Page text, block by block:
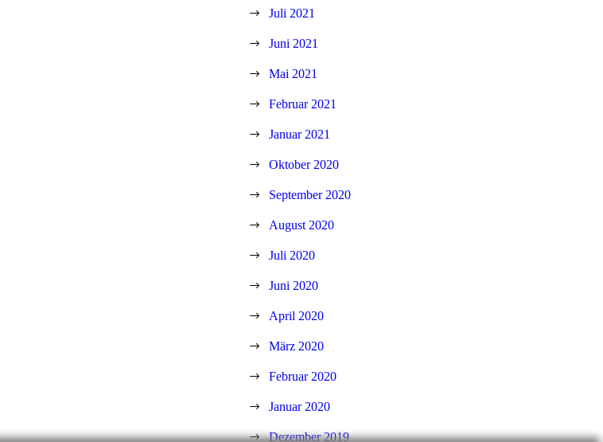
Juli 2021
Juni 2021
Mai 2021
Februar 2021
Januar 2021
Oktober 2020
September 2020
August 2020
Juli 2020
Juni 2020
April 2020
März 2020
Februar 2020
Januar 2020
Dezember 2019